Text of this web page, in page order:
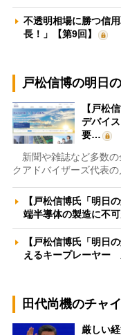
不透明相場に勝つ信
長！」【第9回】
戸松信博の明日
【戸松
デバイ
要…
新聞や雑誌など多数の
クアドバイザーズ代表
【戸松信博氏「明日
端半導体の製造に不
【戸松信博氏「明日
えるキープレーヤー
田代尚機のチャ
厳しい